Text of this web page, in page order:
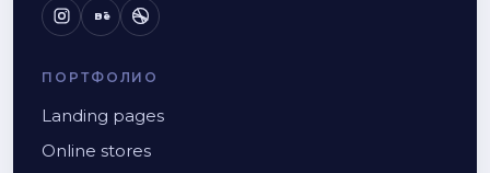
Bē
ПОРТФОЛИО
Landing pages
Online stores